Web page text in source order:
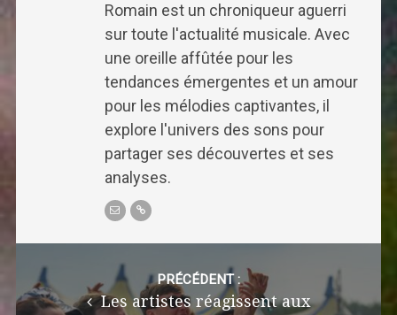
Romain est un chroniqueur aguerri
sur toute l'actualité musicale. Avec
une oreille affûtée pour les
tendances émergentes et un amour
pour les mélodies captivantes, il
explore l'univers des sons pour
partager ses découvertes et ses
analyses.
navigation
PRÉCÉDENT :
Les artistes réagissent aux